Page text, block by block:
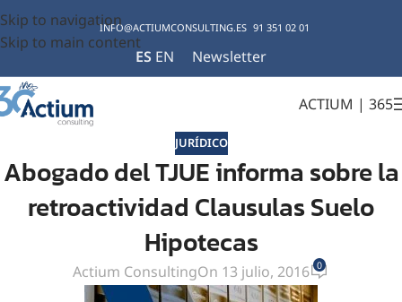
Skip to navigation
Skip to main content
INFO@ACTIUMCONSULTING.ES 91 351 02 01
ES EN Newsletter
ACTIUM | 365
JURÍDICO
Abogado del TJUE informa sobre la
retroactividad Clausulas Suelo
Hipotecas
Actium ConsultingOn 13 julio, 2016 0